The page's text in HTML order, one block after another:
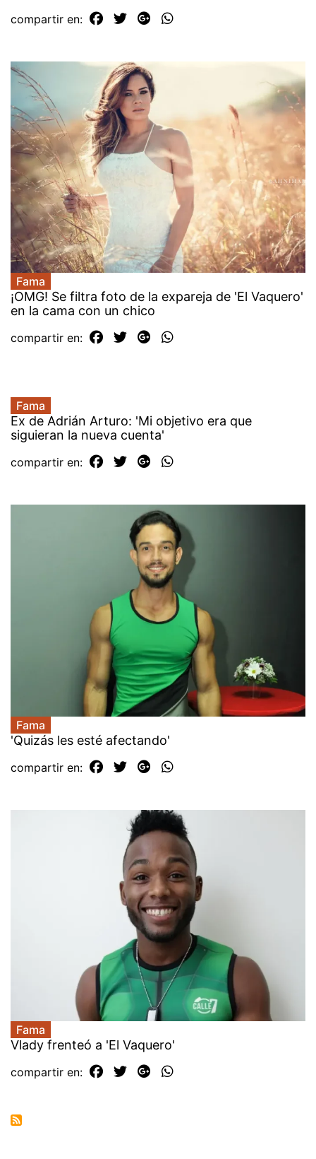
compartir en:
Fama
¡OMG! Se filtra foto de la expareja de 'El Vaquero'
en la cama con un chico
compartir en:
Fama
Ex de Adrián Arturo: 'Mi objetivo era que
siguieran la nueva cuenta'
compartir en:
Fama
'Quizás les esté afectando'
compartir en:
Fama
Vlady frenteó a 'El Vaquero'
compartir en: